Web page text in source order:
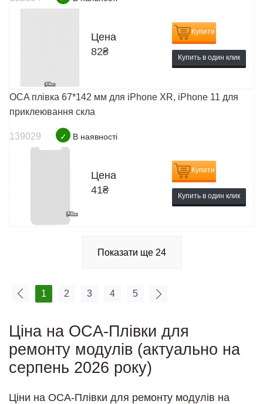
Цена
82₴
Купити
Купить в один клик
OCA плівка 67*142 мм для iPhone XR, iPhone 11 для
приклеювання скла
139029 ✓ В наявності
Цена
41₴
Купити
Купить в один клик
Показати ще 24
1 2 3 4 5
Ціна на OCA-Плівки для
ремонту модулів (актуально на
серпень 2026 року)
Ціни на OCA-Плівки для ремонту модулів на